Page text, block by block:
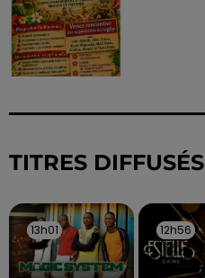
TITRES DIFFUSÉS
13h01
13h01 12h56
12h56